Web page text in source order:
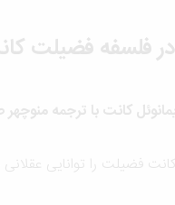
فلسفه فضیلت
کانت با ترجمه
کانت فضیلت را توانایی